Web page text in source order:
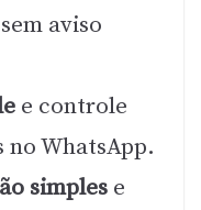
aviso
e controle
no WhatsApp.
simples e